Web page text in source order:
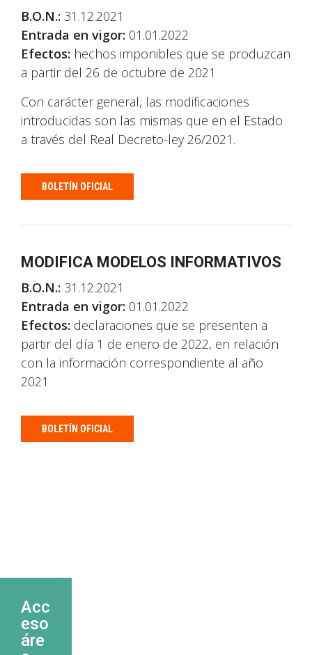
B.O.N.: 31.12.2021
Entrada en vigor: 01.01.2022
Efectos: hechos imponibles que se produzcan
a partir del 26 de octubre de 2021
Con carácter general, las modificaciones
introducidas son las mismas que en el Estado
a través del Real Decreto-ley 26/2021.
BOLETÍN OFICIAL
MODIFICA MODELOS INFORMATIVOS
B.O.N.: 31.12.2021
Entrada en vigor: 01.01.2022
Efectos: declaraciones que se presenten a
partir del día 1 de enero de 2022, en relación
con la información correspondiente al año
2021
BOLETÍN OFICIAL
Acc
eso
áre